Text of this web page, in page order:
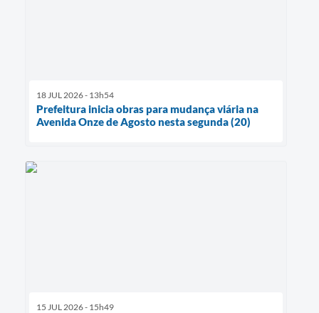
18 JUL 2026 - 13h54
Prefeitura inicia obras para mudança viária na
Avenida Onze de Agosto nesta segunda (20)
15 JUL 2026 - 15h49